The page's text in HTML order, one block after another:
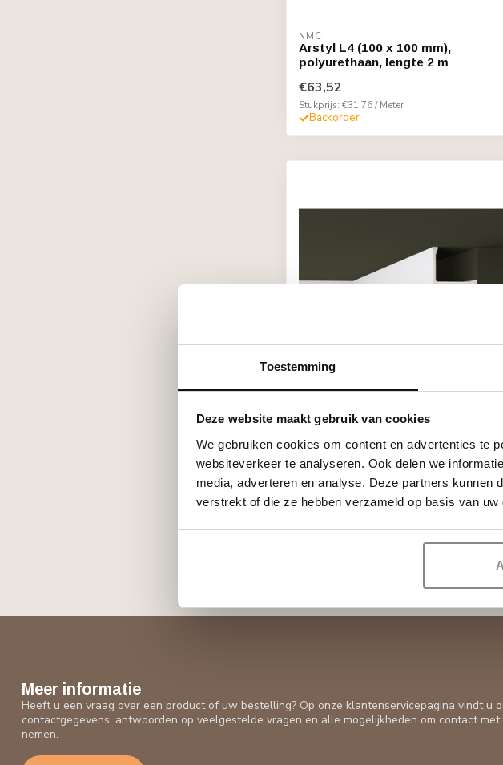
Toestemming
Deze website maakt gebruik van cookies
We gebruiken cookies om content en advertenties te
websiteverkeer te analyseren. Ook delen we
media, adverteren en analyse. Deze partners kunnen
verstrekt of die ze hebben verzameld op basis van
NMC
Arstyl L4 (100 x 100 mm),
polyurethaan, lengte 2 m
€63,52
Stukprijs: €31,76 / Meter
Backorder
Arstyl L2 (200 x 250 mm),
polyurethaan, lengte 2 m
€140,40
Stukprijs: €70,20 / Meter
Niet op voorraad
Meer informatie
Heeft u een vraag over een product of uw bestelling? Op onze klantenservicepagina vindt u
contactgegevens, antwoorden op veelgestelde vragen en alle mogelijkheden om contact met
nemen.